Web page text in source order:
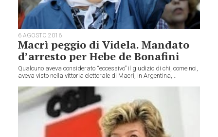
6 AGOSTO 2016
Macrì peggio di Videla. Mandato
d’arresto per Hebe de Bonafini
Qualcuno aveva considerato “eccessivo” il giudizio di chi, come noi,
aveva visto nella vittoria elettorale di Macrì, in Argentina,...